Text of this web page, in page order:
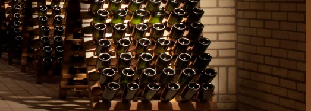
no universo da nossa produção, entendendo cada etapa, da uva ao rótulo,
degustação e encante-se.